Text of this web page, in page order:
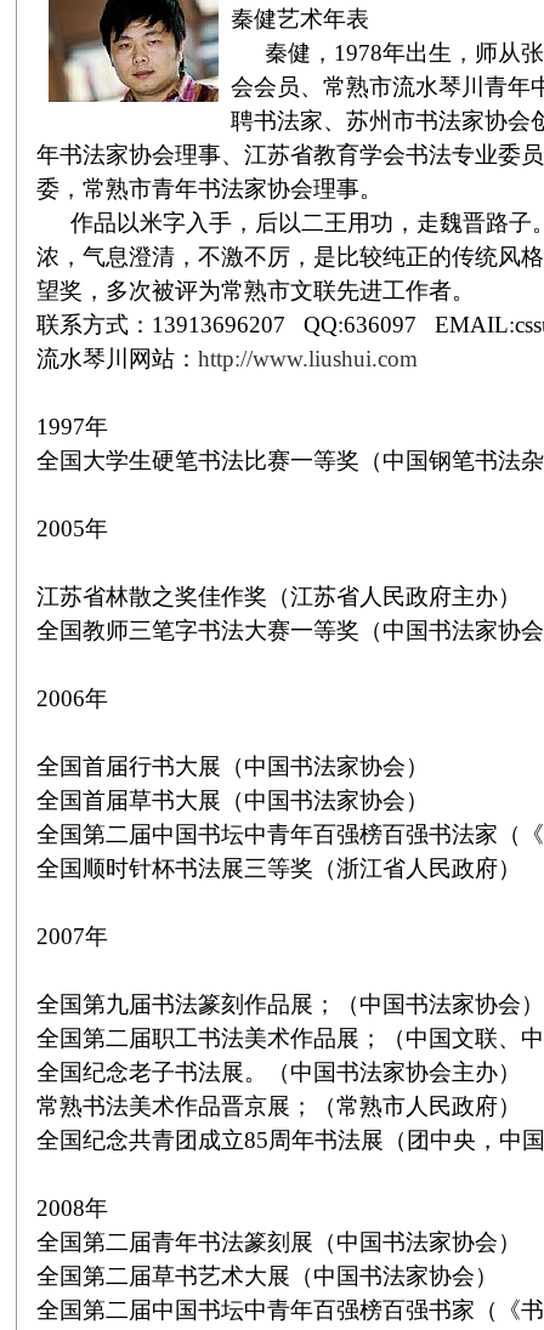
秦健艺术年表
秦健， 1978年出生，师从
会会员、常熟市流水琴川青年
聘书法家、苏州市书法家协会
年书法家协会理事、江苏省教育学会书法专业委
委，常熟市青年书法家协会理事。
作品以米字入手，后以二王用功，走魏晋路子
浓，气息澄清，不激不厉，是比较纯正的传统风
望奖，多次被评为常熟市文联先进工作者。
联系方式： 13913696207 QQ:636097
流水琴川网站： http://www.liushui.com
1997年
全国大学生硬笔书法比赛一等奖（中国钢笔书法
2005年
江苏省林散之奖佳作奖（江苏省人民政府主办）
全国教师三笔字书法大赛一等奖（中国书法家协
2006年
全国首届行书大展（中国书法家协会）
全国首届草书大展（中国书法家协会）
全国第二届中国书坛中青年百强榜百强书法家（
全国顺时针杯书法展三等奖（浙江省人民政府）
2007年
全国第九届书法篆刻作品展；（中国书法家协会）
全国第二届职工书法美术作品展；（中国文联、
全国纪念老子书法展。（中国书法家协会主办）
常熟书法美术作品晋京展；（常熟市人民政府）
全国纪念共青团成立85周年书法展（团中央，中
2008年
全国第二届青年书法篆刻展（中国书法家协会）
全国第二届草书艺术大展（中国书法家协会）
全国第二届中国书坛中青年百强榜百强书家（《